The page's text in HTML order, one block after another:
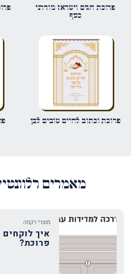
אימייל*
שמור בדפדפן זה את השם, האימייל
פרוכת חגים ויטראז מודרני
כסף
פרוכת וכתוב לחיים טובים לבן
מאמרים
מוצרי רקמה
איך
פרוכת?